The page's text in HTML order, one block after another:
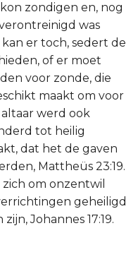
zondigen en, nog
was
er toch, sedert de
of er moet
voor zonde, die
maakt om voor
werd ook
tot heilig
dat het de gaven
Mattheüs 23:19.
om onzentwil
geheiligd
Johannes 17:19.